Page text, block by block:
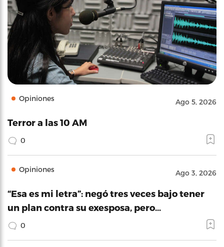
Opiniones Ago 5, 2026
Terror a las 10 AM
0
Opiniones Ago 3, 2026
“Esa es mi letra”: negó tres veces bajo tener
un plan contra su exesposa, pero…
0